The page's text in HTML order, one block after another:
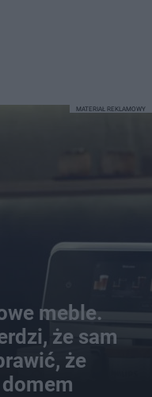
meble.
że sam
że
MATERIAŁ REKLAMOWY